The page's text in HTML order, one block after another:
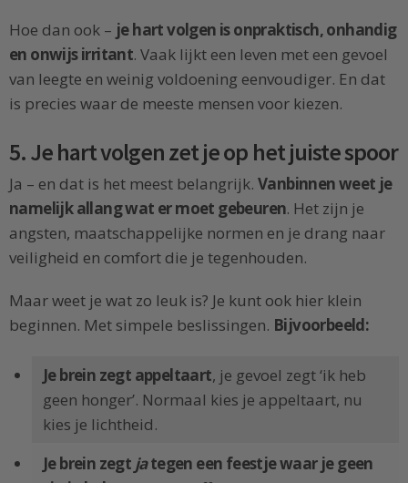
Hoe dan ook – je hart volgen is onpraktisch, onhandig
en onwijs irritant. Vaak lijkt een leven met een gevoel
van leegte en weinig voldoening eenvoudiger. En dat
is precies waar de meeste mensen voor kiezen.
5. Je hart volgen zet je op het juiste spoor
Ja – en dat is het meest belangrijk. Vanbinnen weet je
namelijk allang wat er moet gebeuren. Het zijn je
angsten, maatschappelijke normen en je drang naar
veiligheid en comfort die je tegenhouden.
Maar weet je wat zo leuk is? Je kunt ook hier klein
beginnen. Met simpele beslissingen. Bijvoorbeeld:
Je brein zegt appeltaart, je gevoel zegt ‘ik heb
geen honger’. Normaal kies je appeltaart, nu
kies je lichtheid.
Je brein zegt jategen een feestje waar je geen